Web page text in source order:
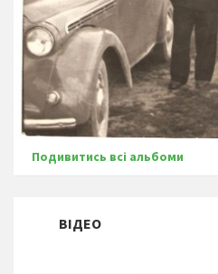
Подивитись всі альбоми
ВІДЕО